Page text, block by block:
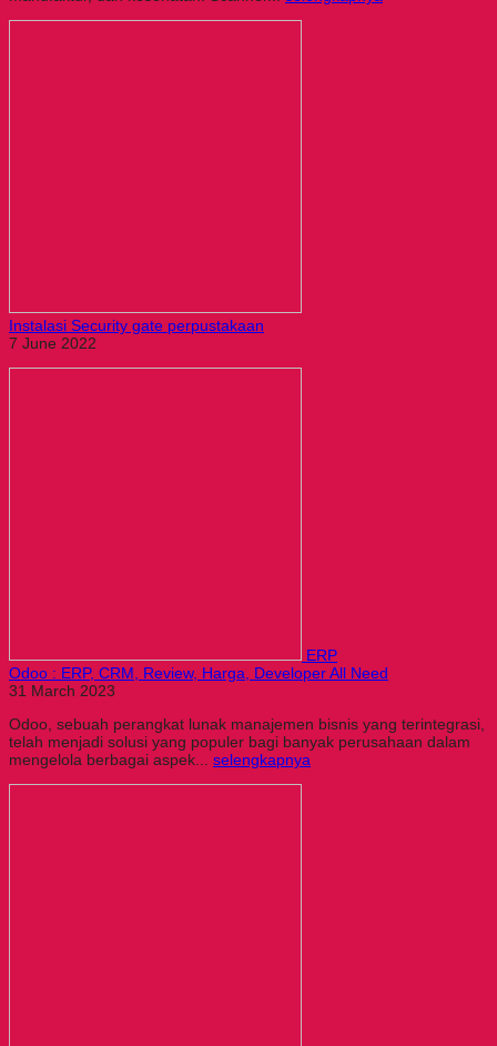
Instalasi Security gate perpustakaan
7 June 2022
ERP
Odoo : ERP, CRM, Review, Harga, Developer All Need
31 March 2023
Odoo, sebuah perangkat lunak manajemen bisnis yang terintegrasi,
telah menjadi solusi yang populer bagi banyak perusahaan dalam
mengelola berbagai aspek... selengkapnya